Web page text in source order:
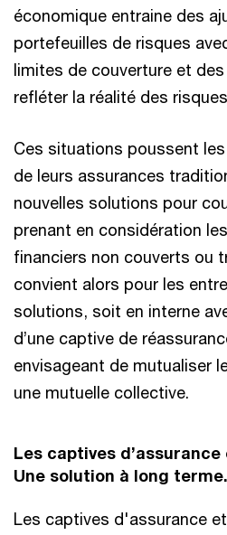
économique entraine des
portefeuilles de risques
limites de couverture et
refléter la réalité des
Ces situations poussent
de leurs assurances
nouvelles solutions pour
prenant en considération
financiers non couverts ou
convient alors pour les
solutions, soit en interne
d’une captive de
envisageant de mutualiser
une mutuelle collective.
Les captives
Une solution à long terme.
Les captives d'assurance